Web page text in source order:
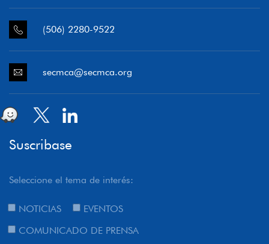
(506) 2280-9522
secmca@secmca.org
Suscribase
Seleccione el tema de interés:
NOTICIAS
EVENTOS
COMUNICADO DE PRENSA